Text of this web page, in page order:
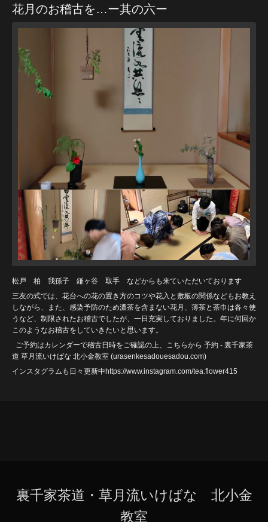
花月のお稽古を…ー其の六ー
松戸 柏 我孫子 鎌ヶ谷 取手 などからも来ていただいております
三友の式では、花台への花の置き方のコツや花入と敷板の関係などもお教え
しながら、また、感染予防のため濃茶を含まない花月、薄茶と茶巾は各々使
うなど、制限されたお稽古でしたが、一日充実しておりました。年に何回か
このようなお稽古をしていきたいと思います。
ご予約はカレンダーで稽古日時をご確認の上、こちらから 予約 - 裏千家茶
道 草月流いけばな 北小金教室 (urasenkesadouesadou .com)
インスタグラムも日々更新中https://www.instagram.com/tea.flower415
裏千家茶道・草月流いけばな 北小金
教室